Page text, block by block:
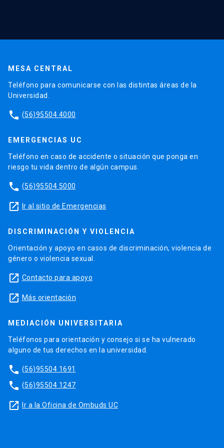
MESA CENTRAL
Teléfono para comunicarse con las distintas áreas de la
Universidad.
phone (56)95504 4000
EMERGENCIAS UC
Teléfono en caso de accidente o situación que ponga en
riesgo tu vida dentro de algún campus.
phone (56)95504 5000
launch Ir al sitio de Emergencias
DISCRIMINACIÓN Y VIOLENCIA
Orientación y apoyo en casos de discriminación, violencia de
género o violencia sexual.
launch Contacto para apoyo
launch Más orientación
MEDIACIÓN UNIVERSITARIA
Teléfonos para orientación y consejo si se ha vulnerado
alguno de tus derechos en la universidad.
phone (56)95504 1691
phone (56)95504 1247
launch Ir a la Oficina de Ombuds UC